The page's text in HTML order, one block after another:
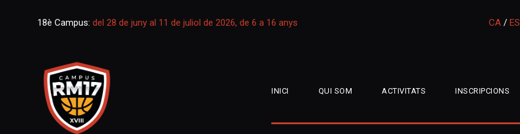
18è Campus: del 28 de juny al 11 de juliol de 2026, de 6 a 16 anys CA / ES
INICI QUI SOM ACTIVITATS INSCRIPCIONS